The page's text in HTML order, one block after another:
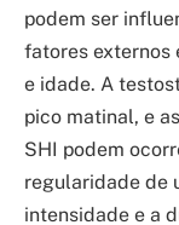
podem ser
fatores externos
e idade. A
pico matinal, e
SHI podem
regularidade de
intensidade e a